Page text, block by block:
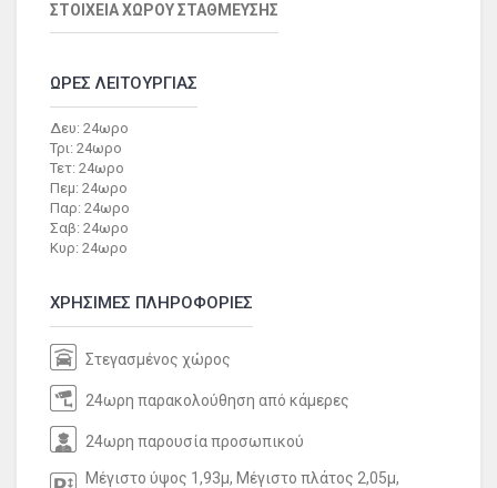
ΣΤΟΙΧΕΙΑ ΧΩΡΟΥ ΣΤΑΘΜΕΥΣΗΣ
ΩΡΕΣ ΛΕΙΤΟΥΡΓΙΑΣ
Δευ: 24ωρο
Τρι: 24ωρο
Τετ: 24ωρο
Πεμ: 24ωρο
Παρ: 24ωρο
Σαβ: 24ωρο
Κυρ: 24ωρο
ΧΡΗΣΙΜΕΣ ΠΛΗΡΟΦΟΡΙΕΣ
Στεγασμένος χώρος
24ωρη παρακολούθηση από κάμερες
24ωρη παρουσία προσωπικού
Μέγιστο ύψος 1,93μ, Μέγιστο πλάτος 2,05μ,